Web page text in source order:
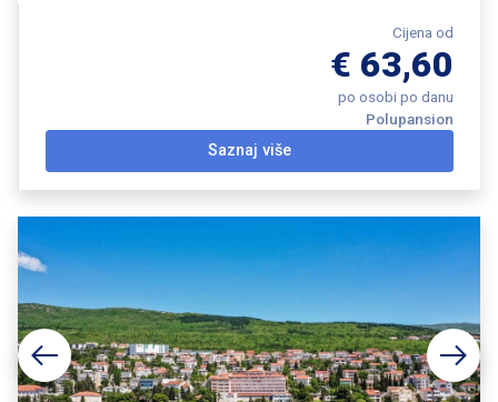
Cijena od
€ 63,60
po osobi po danu
Polupansion
Saznaj više